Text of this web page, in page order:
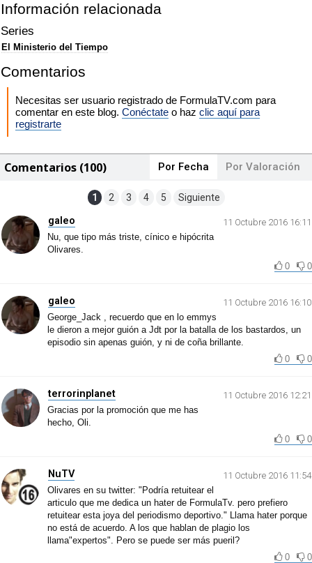
Información relacionada
Series
El Ministerio del Tiempo
Comentarios
Necesitas ser usuario registrado de FormulaTV.com para
comentar en este blog. Conéctate o haz clic aquí para
registrarte
Comentarios (100) Por Fecha Por Valoración
1 2 3 4 5 Siguiente
galeo
11 Octubre 2016 16:11
Nu, que tipo más triste, cínico e hipócrita
Olivares.
0
0
galeo
11 Octubre 2016 16:10
George_Jack , recuerdo que en lo emmys
le dieron a mejor guión a Jdt por la batalla de los bastardos, un
episodio sin apenas guión, y ni de coña brillante.
0
0
terrorinplanet
11 Octubre 2016 12:21
Gracias por la promoción que me has
hecho, Oli.
0
0
NuTV
11 Octubre 2016 11:54
Olivares en su twitter: "Podría retuitear el
articulo que me dedica un hater de FormulaTv. pero prefiero
retuitear esta joya del periodismo deportivo." Llama hater porque
no está de acuerdo. A los que hablan de plagio los
llama"expertos". Pero se puede ser más pueril?
0
0